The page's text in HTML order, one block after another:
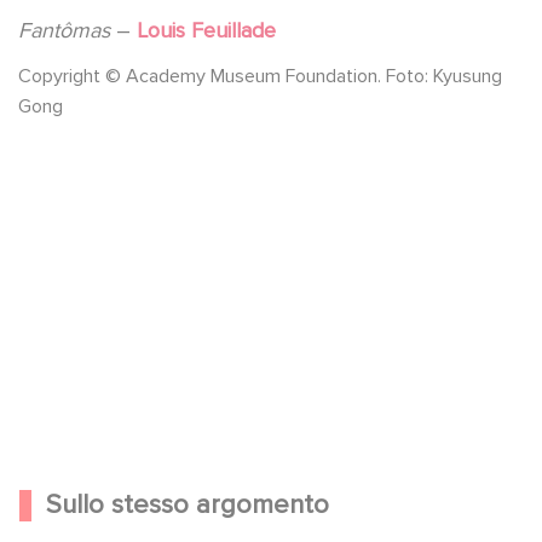
Fantômas– Louis Feuillade
Copyright © Academy Museum Foundation. Foto: Kyusung
Gong
Sullo stesso argomento